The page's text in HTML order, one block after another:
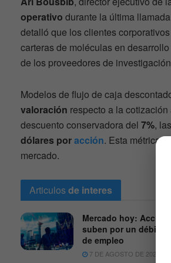
operativo durante la última
detalló que los clientes
carteras de moléculas en
de los proveedores de
Modelos de flujo de caja
valoración respecto a la
descuento conservadora del 7%,
dólares poracción. Esta métrica
mercado.
Articulosde interes
Mercado hoy: Acciones
suben por un débil
de empleo
7 DE AGOSTO DE 2026